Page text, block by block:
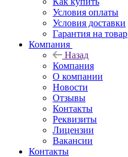
Условия оплаты
Условия доставки
Гарантия на товар
Компания
Назад
Компания
О компании
Новости
Отзывы
Контакты
Реквизиты
Лицензии
Вакансии
Контакты